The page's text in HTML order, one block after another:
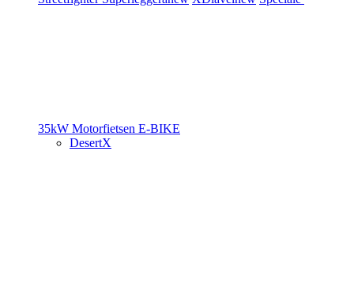
35kW Motorfietsen E-BIKE
DesertX